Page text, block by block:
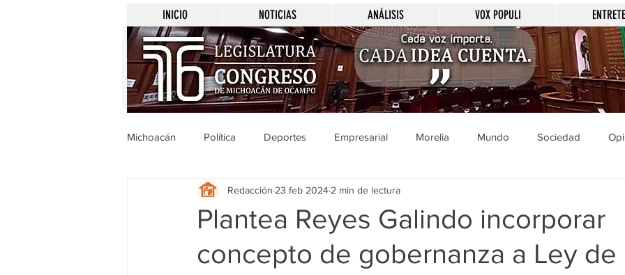
INICIO NOTICIAS ANÁLISIS VOX POPULI
Michoacán Política Deportes Empresarial Morelia Mundo Sociedad
Michoacán Nacionales Sucesos Entretenimiento
Legislativo Seguridad Educación Salud Gobierno Guanajuato Zamora
Plantea Reyes Galindo incorporar
concepto de gobernanza a Ley de
Redacción 23 feb 2024 2 min de lectura